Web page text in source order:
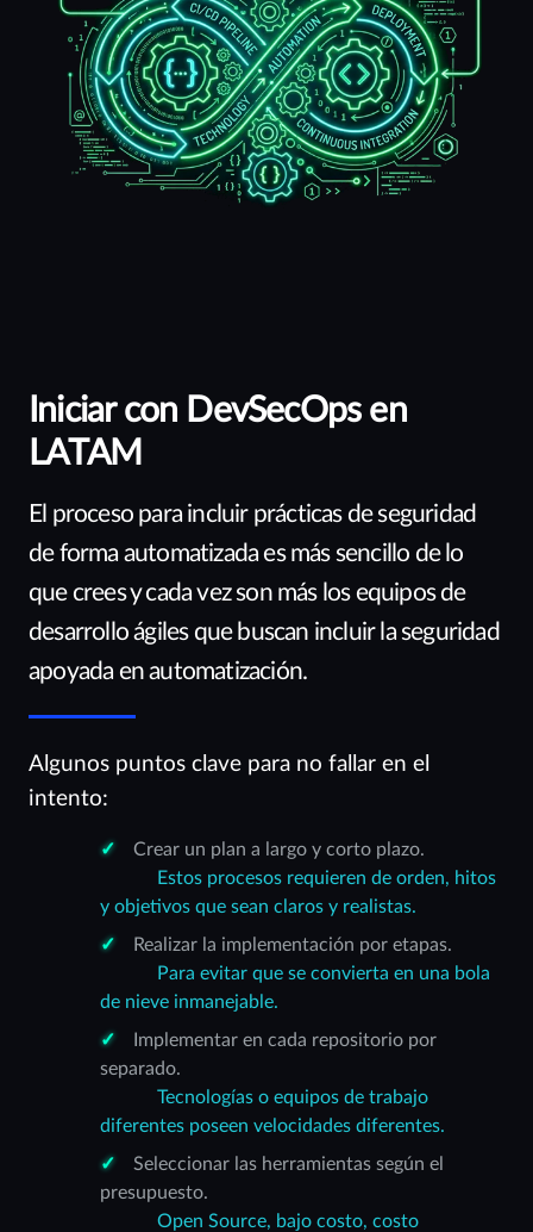
Iniciar con DevSecOps en
LATAM
El proceso para incluir prácticas de seguridad
de forma automatizada es más sencillo de lo
que crees y cada vez son más los equipos de
desarrollo ágiles que buscan incluir la seguridad
apoyada en automatización.
Algunos puntos clave para no fallar en el
intento:
Crear un plan a largo y corto plazo.
Estos procesos requieren de orden, hitos
y objetivos que sean claros y realistas.
Realizar la implementación por etapas.
Para evitar que se convierta en una bola
de nieve inmanejable.
Implementar en cada repositorio por
separado.
Tecnologías o equipos de trabajo
diferentes poseen velocidades diferentes.
Seleccionar las herramientas según el
presupuesto.
Open Source, bajo costo, costo